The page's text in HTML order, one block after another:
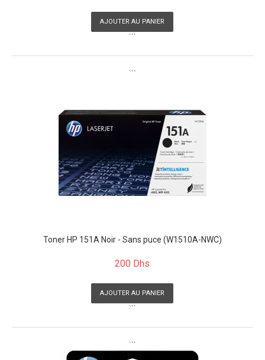
AJOUTER AU PANIER
```
```
Toner HP 151A Noir - Sans puce (W1510A-NWC)
200 Dhs
AJOUTER AU PANIER
```
```